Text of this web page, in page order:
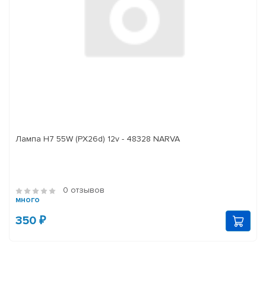
Лампа H7 55W (PX26d) 12v - 48328 NARVA
0 отзывов
много
350 ₽